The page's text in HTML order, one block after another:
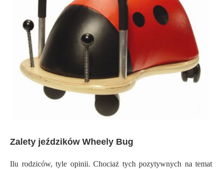
Zalety jeździków Wheely Bug
Ilu rodziców, tyle opinii. Chociaż tych pozytywnych na temat